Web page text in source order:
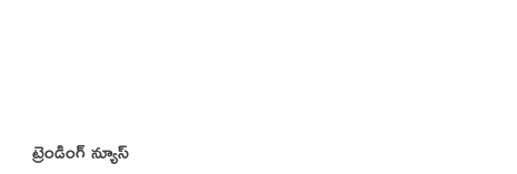
ట్రెండింగ్ న్యూస్